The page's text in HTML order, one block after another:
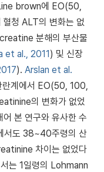
brown에 EO(50,
청 ALT의 변화는 없
분해의 부산물
et al., 2011) 및 신장
). Arslan et al.
란계에서 EO(50, 100,
의 변화가 없었
본 연구와 유사한 수
서도 38~40주령의 산
차이는 없었다
는 1일령의 Lohmann